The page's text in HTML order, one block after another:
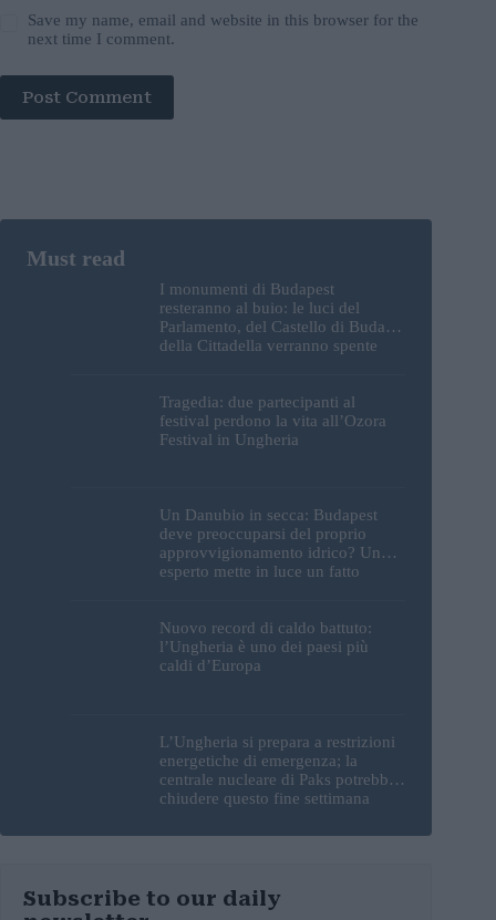
Save my name, email and website in this browser for the
next time I comment.
Post Comment
I monumenti di Budapest
resteranno al buio: le luci del
Parlamento, del Castello di Buda e
della Cittadella verranno spente
Tragedia: due partecipanti al
festival perdono la vita all’Ozora
Festival in Ungheria
Un Danubio in secca: Budapest
deve preoccuparsi del proprio
approvvigionamento idrico? Un
esperto mette in luce un fatto
Nuovo record di caldo battuto:
l’Ungheria è uno dei paesi più
caldi d’Europa
L’Ungheria si prepara a restrizioni
energetiche di emergenza; la
centrale nucleare di Paks potrebbe
chiudere questo fine settimana
Subscribe to our daily